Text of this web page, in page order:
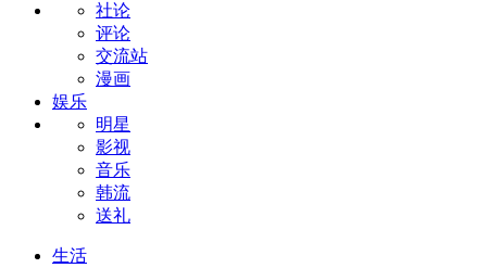
社论
评论
交流站
漫画
娱乐
明星
影视
音乐
韩流
送礼
生活